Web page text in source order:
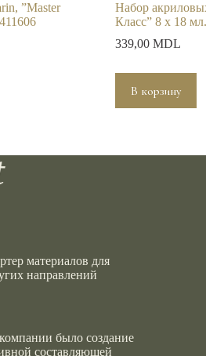
”Master
Набор
Класс” 8 x 18
339,00 MDL
В корзину
материалов для
направлений
было создание
составляющей